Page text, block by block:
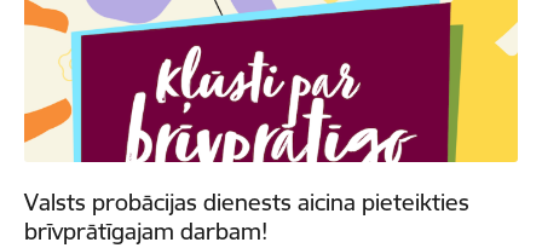
Valsts probācijas dienests aicina pieteikties
brīvprātīgajam darbam!